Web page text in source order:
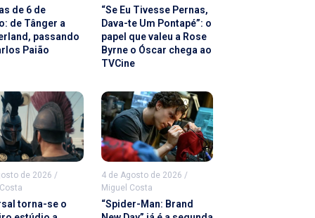
de 6 de
de Tânger a
passando
Paião
“Se Eu Tivesse Pernas,
Dava-te Um Pontapé”: o
papel que valeu a Rose
Byrne o Óscar chega ao
TVCine
de 2026 /
torna-se o
4 de Agosto de 2026 /
Miguel Costa
“Spider-Man: Brand